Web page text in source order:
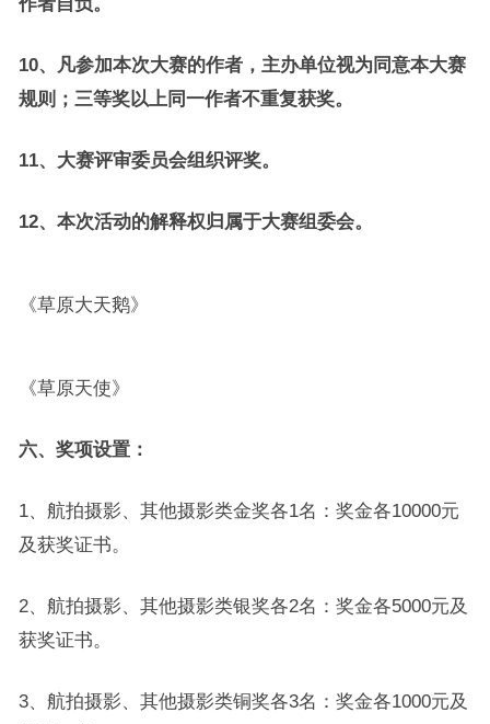
10、凡参加本次大赛的作者，主办单位视为同意本大赛
规则；三等奖以上同一作者不重复获奖。
11、大赛评审委员会组织评奖。
12、本次活动的解释权归属于大赛组委会。
《草原大天鹅》
《草原天使》
六、奖项设置：
1、航拍摄影、其他摄影类金奖各1名：奖金各10000元
及获奖证书。
2、航拍摄影、其他摄影类银奖各2名：奖金各5000元及
获奖证书。
3、航拍摄影、其他摄影类铜奖各3名：奖金各1000元及